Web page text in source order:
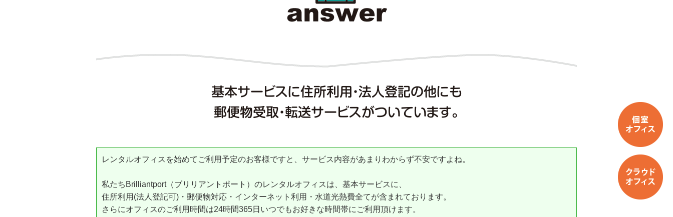
基本サービスに住所利用・法人登記の他にも
郵便物受取・転送サービスがついています。
レンタルオフィスを始めてご利用予定のお客様ですと、サービス内容があまりわからず不安ですよね。
私たちBrilliantport（ブリリアントポート）のレンタルオフィスは、基本サービスに、
住所利用(法人登記可)・郵便物対応・インターネット利用・水道光熱費全てが含まれております。
さらにオフィスのご利用時間は24時間365日いつでもお好きな時間帯にご利用頂けます。